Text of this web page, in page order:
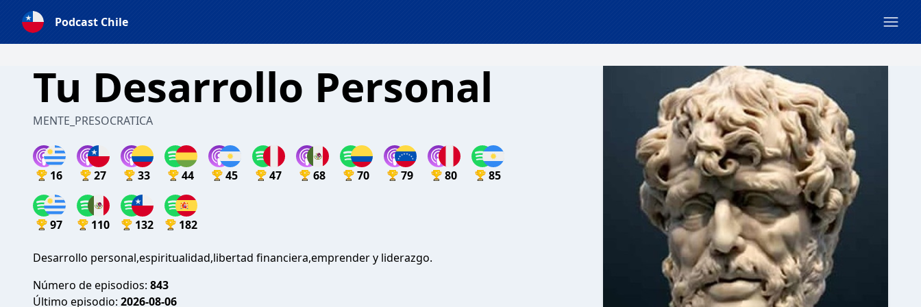
Podcast Chile
Tu Desarrollo Personal
MENTE_PRESOCRATICA
16 27 33 44 45 47 68 70 79 80 85
97 110 132 182
Desarrollo personal,espiritualidad,libertad financiera,emprender y liderazgo.
Número de episodios: 843
Último episodio: 2026-08-06